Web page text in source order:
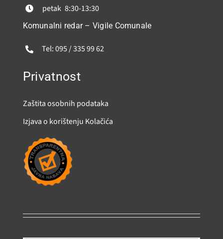
petak 8:30-13:30
Komunalni redar – Vigile Comunale
Tel: 095 / 335 99 62
Privatnost
Zaštita osobnih podataka
Izjava o korištenju Kolačića